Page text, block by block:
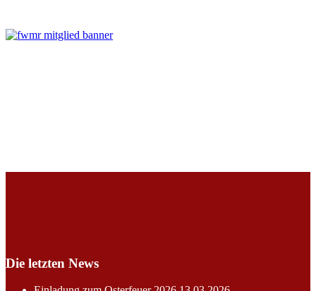
Die letzten News